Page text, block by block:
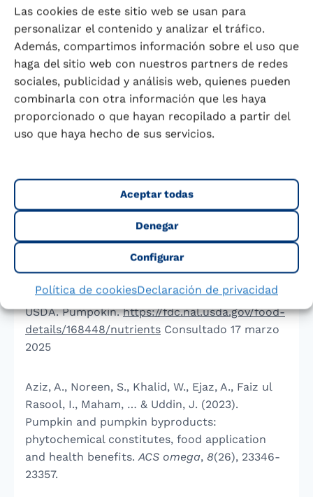
Las cookies de este sitio web se usan para
personalizar el contenido y analizar el tráfico.
Además, compartimos información sobre el uso que
haga del sitio web con nuestros partners de redes
sociales, publicidad y análisis web, quienes pueden
combinarla con otra información que les haya
proporcionado o que hayan recopilado a partir del
uso que haya hecho de sus servicios.
Aceptar todas
Denegar
Configurar
Política de cookiesDeclaración de privacidad
(Bashir y colaboradores, 2025).
—————————————-
Original de Dª. María del Carmen Moreu Burgos,
Farmacéutica y Tecnóloga de los Alimentos,
Diplomada en Nutrición.
Bernal-Rivas.Nutricionista-Dietista, Máster en
Nutrición Humana y Doctora en Ciencias.
Fundación Iberoamericana de Nutrición-FINUT.
Referencias
USDA. Pumpokin.https://fdc.nal.usda.gov/food-
details/168448/nutrients Consultado 17 marzo
2025
Aziz, A., Noreen, S., Khalid, W., Ejaz, A., Faiz ul
Rasool, I., Maham, … & Uddin, J. (2023).
Pumpkin and pumpkin byproducts:
phytochemical constitutes, food application
and health benefits.ACS omega, 8(26), 23346-
23357.